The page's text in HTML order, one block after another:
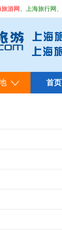
游网 、 上海旅行网 、
首页